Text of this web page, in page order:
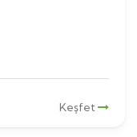
Keşfet